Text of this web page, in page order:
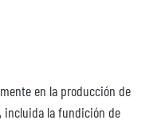
en la producción de
incluida la fundición de